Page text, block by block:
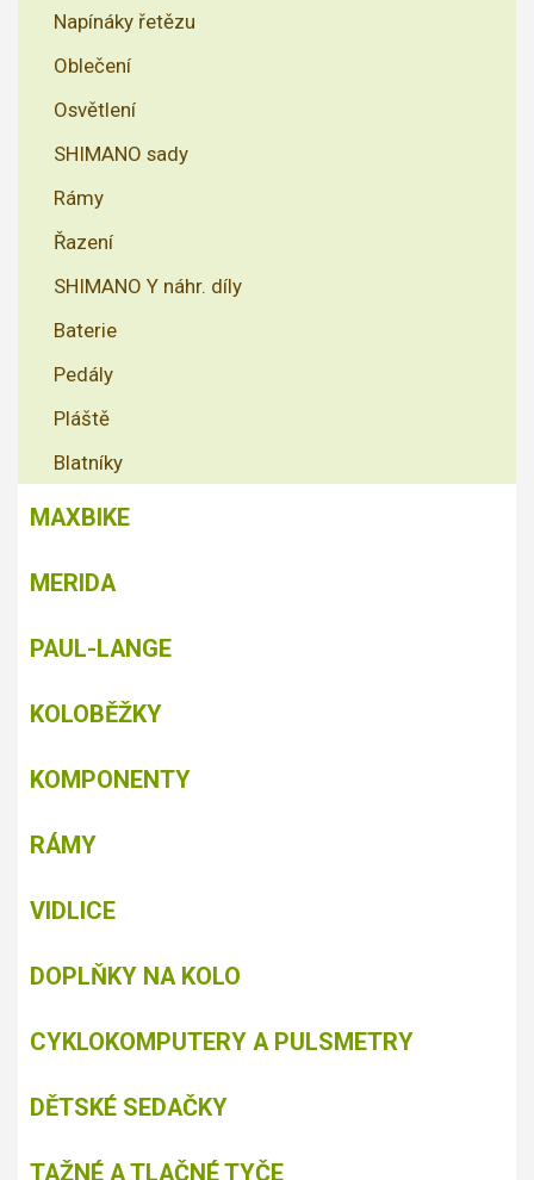
Napínáky řetězu
Oblečení
Osvětlení
SHIMANO sady
Rámy
Řazení
SHIMANO Y náhr. díly
Baterie
Pedály
Pláště
Blatníky
MAXBIKE
MERIDA
PAUL-LANGE
KOLOBĚŽKY
KOMPONENTY
RÁMY
VIDLICE
DOPLŇKY NA KOLO
CYKLOKOMPUTERY A PULSMETRY
DĚTSKÉ SEDAČKY
TAŽNÉ A TLAČNÉ TYČE